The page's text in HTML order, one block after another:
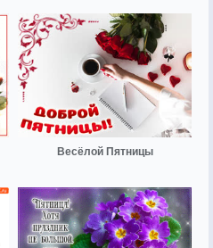
Весёлой Пятницы